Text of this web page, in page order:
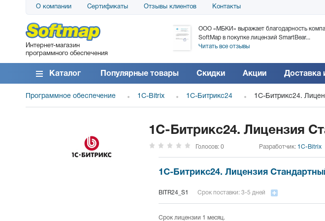
О компании Сертификаты Отзывы клиентов Контакты
Интернет-магазин
программного обеспечения
АО «АТС» благодарит компанию SoftMap за
поставку программного обеспечения SolarWinds
DameWare...
Читать все отзывы
ООО «МБКИ» выражает благодарность
SoftMap в покупке лицензий SmartBear...
Читать все отзывы
Каталог Популярные товары Скидки Акции Доставка
Программное обеспечение 1C-Bitrix 1С-Битрикс24 1С-Битрикс24.
1С-Битрикс24. Лицензия
Голосов: 0 Разработчик: 1C-Bitrix
1С-Битрикс24. Лицензия
BITR24_S1 Срок поставки: 3-5 дней
Срок лицензии 1 месяц.